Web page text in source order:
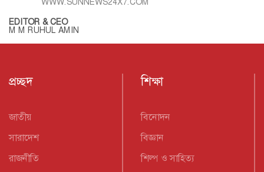
EDITOR & CEO
M M RUHUL AMIN
প্রচ্ছদ
জাতীয়
সারাদেশ
রাজনীতি
শিক্ষা
বিনোদন
বিজ্ঞান
শিল্প ও সাহিত্য